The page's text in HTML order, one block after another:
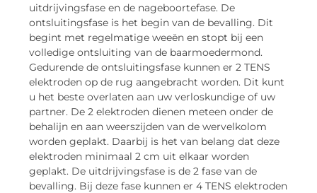
uitdrijvingsfase en de nageboortefase. De
ontsluitingsfase is het begin van de bevalling. Dit
begint met regelmatige weeën en stopt bij een
volledige ontsluiting van de baarmoedermond.
Gedurende de ontsluitingsfase kunnen er 2 TENS
elektroden op de rug aangebracht worden. Dit kunt
u het beste overlaten aan uw verloskundige of uw
partner. De 2 elektroden dienen meteen onder de
behalijn en aan weerszijden van de wervelkolom
worden geplakt. Daarbij is het van belang dat deze
elektroden minimaal 2 cm uit elkaar worden
geplakt. De uitdrijvingsfase is de 2 fase van de
bevalling. Bij deze fase kunnen er 4 TENS elektroden